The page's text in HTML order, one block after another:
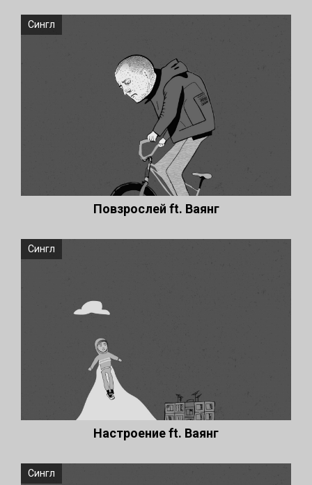
Сингл
Повзрослей ft. Ваянг
Сингл
Настроение ft. Ваянг
Сингл